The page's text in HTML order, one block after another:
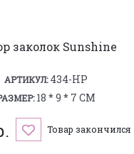
заколок Sunshine
АРТИКУЛ:434-HP
18 * 9 * 7 СМ
Товар закончился